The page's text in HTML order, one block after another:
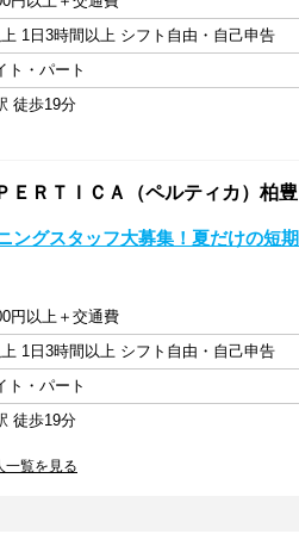
1日3時間以上 シフト自由・自己申告
ト・パート
徒歩19分
ＲＴＩＣＡ（ペルティカ）柏
ングスタッフ大募集！夏だけの短
円以上＋交通費
1日3時間以上 シフト自由・自己申告
ト・パート
徒歩19分
一覧を見る